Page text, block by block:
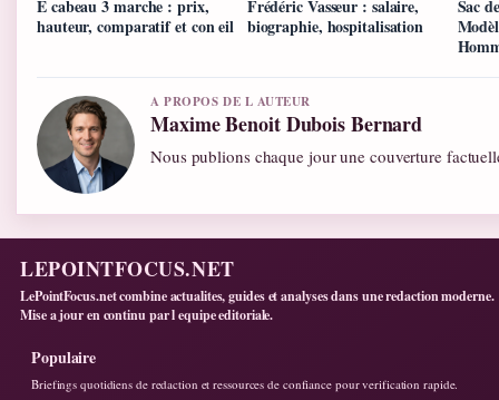
E cabeau 3 marche : prix,
hauteur, comparatif et con eil
Frédéric Vasseur : salaire,
biographie, hospitalisation
Sac
A PROPOS DE L AUTEUR
Maxime Benoit Dubois Bernard
Nous publions chaque jour une couverture
LEPOINTFOCUS.NET
LePointFocus.net combine actualites, guides et analyses dans une redaction moderne.
Mise a jour en continu par l equipe editoriale.
Populaire
Briefings quotidiens de redaction et ressources de confiance pour verification rapide.